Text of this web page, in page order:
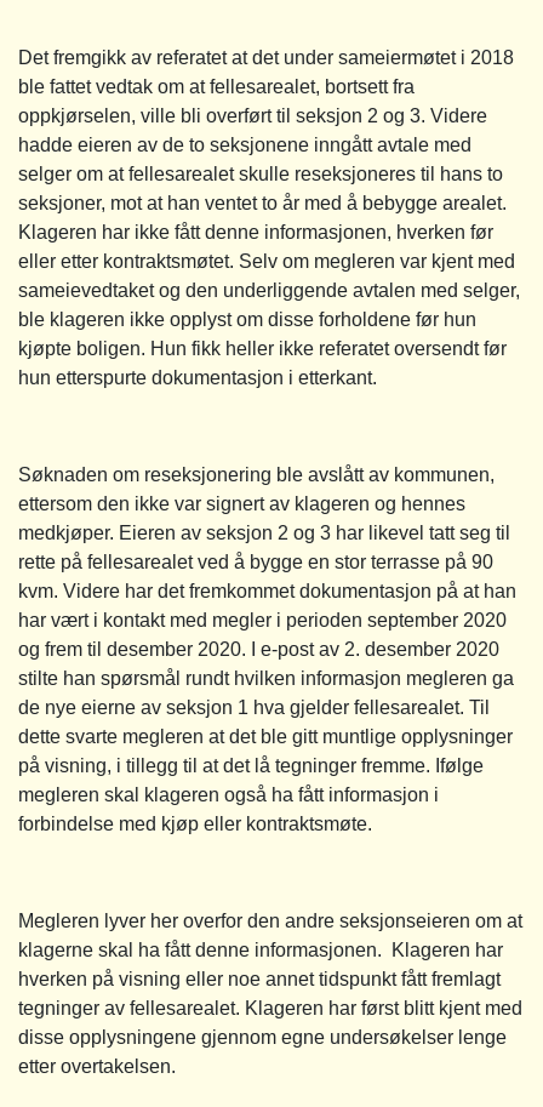
Det fremgikk av referatet at det under sameiermøtet i 2018
ble fattet vedtak om at fellesarealet, bortsett fra
oppkjørselen, ville bli overført til seksjon 2 og 3. Videre
hadde eieren av de to seksjonene inngått avtale med
selger om at fellesarealet skulle reseksjoneres til hans to
seksjoner, mot at han ventet to år med å bebygge arealet.
Klageren har ikke fått denne informasjonen, hverken før
eller etter kontraktsmøtet. Selv om megleren var kjent med
sameievedtaket og den underliggende avtalen med selger,
ble klageren ikke opplyst om disse forholdene før hun
kjøpte boligen. Hun fikk heller ikke referatet oversendt før
hun etterspurte dokumentasjon i etterkant.
Søknaden om reseksjonering ble avslått av kommunen,
ettersom den ikke var signert av klageren og hennes
medkjøper. Eieren av seksjon 2 og 3 har likevel tatt seg til
rette på fellesarealet ved å bygge en stor terrasse på 90
kvm. Videre har det fremkommet dokumentasjon på at han
har vært i kontakt med megler i perioden september 2020
og frem til desember 2020. I e-post av 2. desember 2020
stilte han spørsmål rundt hvilken informasjon megleren ga
de nye eierne av seksjon 1 hva gjelder fellesarealet. Til
dette svarte megleren at det ble gitt muntlige opplysninger
på visning, i tillegg til at det lå tegninger fremme. Ifølge
megleren skal klageren også ha fått informasjon i
forbindelse med kjøp eller kontraktsmøte.
Megleren lyver her overfor den andre seksjonseieren om at
klagerne skal ha fått denne informasjonen. Klageren har
hverken på visning eller noe annet tidspunkt fått fremlagt
tegninger av fellesarealet. Klageren har først blitt kjent med
disse opplysningene gjennom egne undersøkelser lenge
etter overtakelsen.